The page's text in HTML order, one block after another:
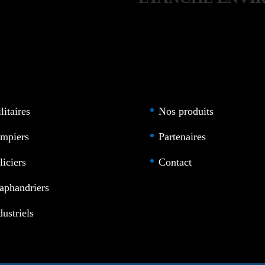
Nos produits
Partenaires
Contact